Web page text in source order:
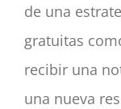
de una
gratuitas
recibir una
una nueva